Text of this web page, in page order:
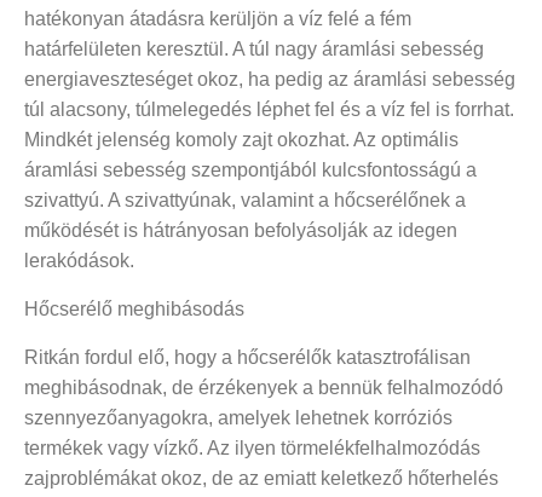
hatékonyan átadásra kerüljön a víz felé a fém
határfelületen keresztül. A túl nagy áramlási sebesség
energiaveszteséget okoz, ha pedig az áramlási sebesség
túl alacsony, túlmelegedés léphet fel és a víz fel is forrhat.
Mindkét jelenség komoly zajt okozhat. Az optimális
áramlási sebesség szempontjából kulcsfontosságú a
szivattyú. A szivattyúnak, valamint a hőcserélőnek a
működését is hátrányosan befolyásolják az idegen
lerakódások.
Hőcserélő meghibásodás
Ritkán fordul elő, hogy a hőcserélők katasztrofálisan
meghibásodnak, de érzékenyek a bennük felhalmozódó
szennyezőanyagokra, amelyek lehetnek korróziós
termékek vagy vízkő. Az ilyen törmelékfelhalmozódás
zajproblémákat okoz, de az emiatt keletkező hőterhelés